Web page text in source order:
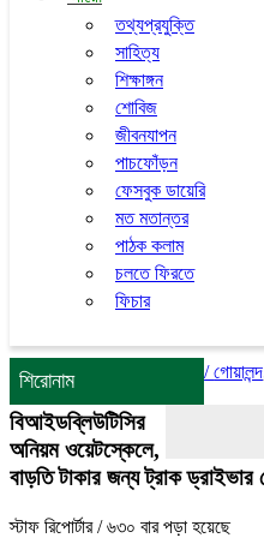
তথ্যপ্রযুক্তি
সাহিত্য
শিক্ষাঙ্গন
শোবিজ
জীবনযাপন
পাচফোঁড়ন
ফেসবুক ডায়েরি
মত মতান্তর
পাঠক কলাম
চলতে ফিরতে
ফিচার
শিরোনাম
/গোয়ালন্দ
বিআইডব্লিউটিসির
অনিয়ম ওয়েটস্কেলে,
বাড়তি টাকার জন্য ট্রাক ড্রাইভার
স্টাফ রিপোর্টার/ ৬৩০ বার পড়া হয়েছে